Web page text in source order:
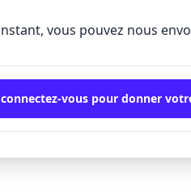
vous pouvez nous
vous pour donner